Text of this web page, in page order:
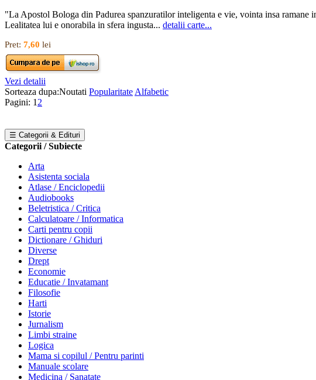
"La Apostol Bologa din Padurea spanzuratilor inteligenta e vie, vointa insa
Lealitatea lui e onorabila in sfera ingusta... detalii carte...
Pret: 7,60 lei
Vezi detalii
Sorteaza dupa:Noutati Popularitate Alfabetic
Pagini: 1 2
☰ Categorii & Edituri
Categorii / Subiecte
Arta
Asistenta sociala
Atlase / Enciclopedii
Audiobooks
Beletristica / Critica
Calculatoare / Informatica
Carti pentru copii
Dictionare / Ghiduri
Diverse
Drept
Economie
Educatie / Invatamant
Filosofie
Harti
Istorie
Jurnalism
Limbi straine
Logica
Mama si copilul / Pentru parinti
Manuale scolare
Medicina / Sanatate